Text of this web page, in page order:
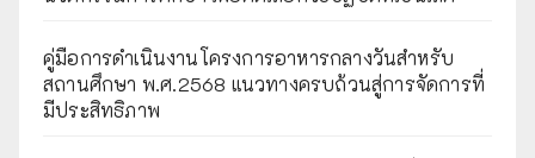
คู่มือการดำเนินงานโครงการอาหารกลางวันสำหรับ
สถานศึกษา พ.ศ.2568 แนวทางครบถ้วนสู่การจัดการที่
มีประสิทธิภาพ